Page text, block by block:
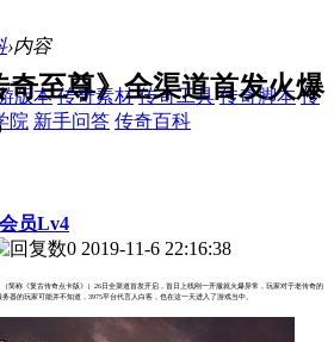
›内容
版本 传奇素材 传奇工具 传奇脚本 传
院 新手问答 传奇百科
至尊》全渠道首发火爆
员Lv4
0 2019-11-6 22:16:38
简称《复古传奇点卡版》）26日全渠道首发开启，首日上线刚一开服就火爆异常，玩家对于老传奇的
器的玩家可能并不知道，3975平台代言人白客，也在这一天进入了游戏当中。